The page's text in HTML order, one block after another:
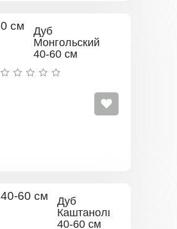
Дуб
Монгольский
40-60 см
Дуб
Каштанолистный
40-60 см